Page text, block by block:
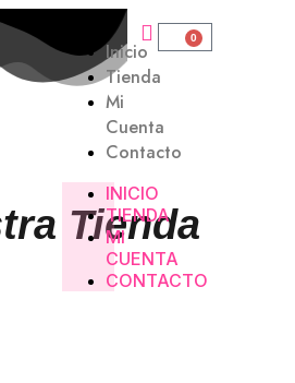
Inicio
Tienda
Mi
Cuenta
Contacto
INICIO
TIENDA
MI
CUENTA
CONTACTO
0
Tienda